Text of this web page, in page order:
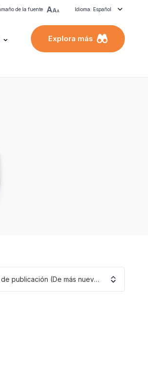
de la fuente Idioma: Español
Explora más
Fecha de publicación (De más nuevo a más antiguo)